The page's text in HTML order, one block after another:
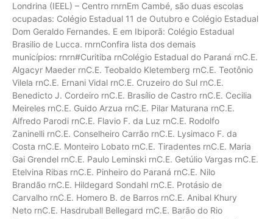
Londrina (IEEL) – Centro rnrnEm Cambé, são duas escolas
ocupadas: Colégio Estadual 11 de Outubro e Colégio Estadual
Dom Geraldo Fernandes. E em Ibiporã: Colégio Estadual
Brasilio de Lucca. rnrnConfira lista dos demais
municípios: rnrn#Curitiba rnColégio Estadual do Paraná rnC.E.
Algacyr Maeder rnC.E. Teobaldo Kletemberg rnC.E. Teotônio
Vilela rnC.E. Ernani Vidal rnC.E. Cruzeiro do Sul rnC.E.
Benedicto J. Cordeiro rnC.E. Brasílio de Castro rnC.E. Cecilia
Meireles rnC.E. Guido Arzua rnC.E. Pilar Maturana rnC.E.
Alfredo Parodi rnC.E. Flavio F. da Luz rnC.E. Rodolfo
Zaninelli rnC.E. Conselheiro Carrão rnC.E. Lysimaco F. da
Costa rnC.E. Monteiro Lobato rnC.E. Tiradentes rnC.E. Maria
Gai Grendel rnC.E. Paulo Leminski rnC.E. Getúlio Vargas rnC.E.
Etelvina Ribas rnC.E. Pinheiro do Paraná rnC.E. Nilo
Brandão rnC.E. Hildegard Sondahl rnC.E. Protásio de
Carvalho rnC.E. Homero B. de Barros rnC.E. Anibal Khury
Neto rnC.E. Hasdruball Bellegard rnC.E. Barão do Rio